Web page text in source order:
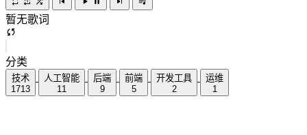
暂无歌词
分类
技术
1713
人工智能
11
后端
9
前端
5
开发工具
2
运维
1